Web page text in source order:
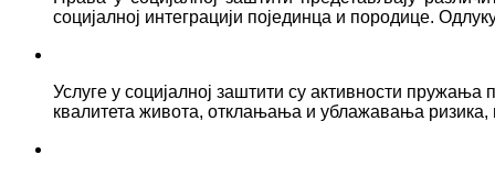
социјалној интеграцији појединца и породице.
Услуге у социјалној заштити су активности
квалитета живота, отклањања и ублажавања ризика,